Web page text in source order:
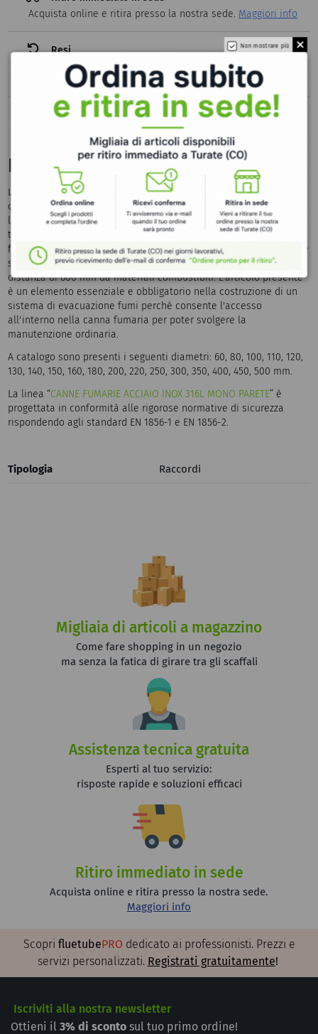
Acquista online e ritira presso la nostra sede. Maggiori info
Resi
Puoi rendere i tuoi prodotti entro 14 giorni dalla data di
consegna. Privatoo azienda
Descrizione
La camera raccolta incombusti in acciaio inox 316L monoparete
con finitura lucida può essere impiegata solo per camini, stufe a
legna La camera raccolta incombusti possiede una classe di
temperatura T600 ovvero in grado di lavorare con temperature
fino a 600° C come camini a legna, caldaie a legna, forni a legna e
stufe a legna. In questo caso il tubo andrà installato ad una
distanza di 600 mm da materiali combustibili. L'articolo presente
è un elemento essenziale e obbligatorio nella costruzione di un
sistema di evacuazione fumi perché consente l'accesso
all'interno nella canna fumaria per poter svolgere la
manutenzione ordinaria.
A catalogo sono presenti i seguenti diametri: 60, 80, 100, 110, 120,
130, 140, 150, 160, 180, 200, 220, 250, 300, 350, 400, 450, 500 mm.
La linea “CANNE FUMARIE ACCIAIO INOX 316L MONO PARETE” è
progettata in conformità alle rigorose normative di sicurezza
rispondendo agli standard EN 1856-1 e EN 1856-2.
Tipologia Raccordi
Migliaia di articoli a magazzino
Come fare shopping in un negozio
ma senza la fatica di girare tra gli scaffali
Assistenza tecnica gratuita
Esperti al tuo servizio:
risposte rapide e soluzioni efficaci
Ritiro immediato in sede
Acquista online e ritira presso la nostra sede.
Maggiori info
Scopri fluetubePRO dedicato ai professionisti. Prezzi e
servizi personalizzati. Registrati gratuitamente!
Iscriviti alla nostra newsletter
Ottieni il 3% di sconto sul tuo primo ordine!
Non mostrare più